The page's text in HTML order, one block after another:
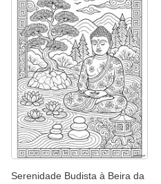
Serenidade Budista à Beira da